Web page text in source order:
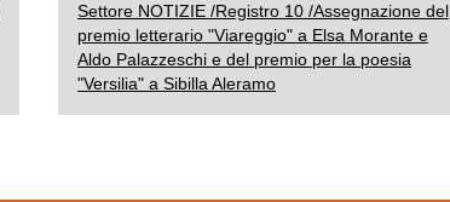
Settore NOTIZIE /Registro 10 /Assegnazione del
premio letterario "Viareggio" a Elsa Morante e
Aldo Palazzeschi e del premio per la poesia
"Versilia" a Sibilla Aleramo